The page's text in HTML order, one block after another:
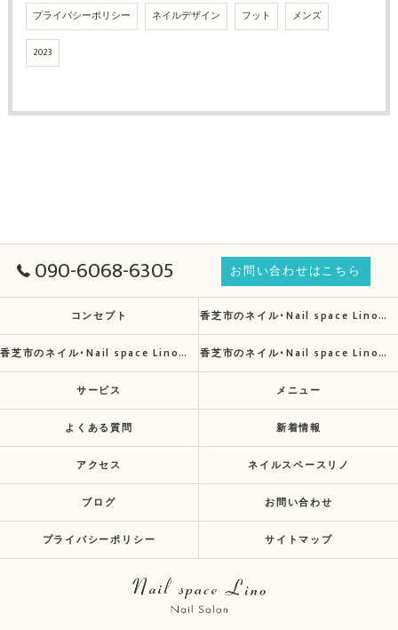
プライバシーポリシー ネイルデザイン フット メンズ
2023
090-6068-6305 お問い合わせはこちら
コンセプト 香芝市のネイル･Nail space Linoの口コミ情報
香芝市のネイル･Nail space Linoの評判 香芝市のネイル･Nail space Linoのお客様の声
サービス メニュー
よくある質問 新着情報
アクセス ネイルスペースリノ
ブログ お問い合わせ
プライバシーポリシー サイトマップ